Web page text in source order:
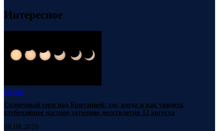
Интересное
Наука
Солнечный серп над Британией: где, когда и как увидеть
глубочайшее частное затмение десятилетия 12 августа
08.08.2026